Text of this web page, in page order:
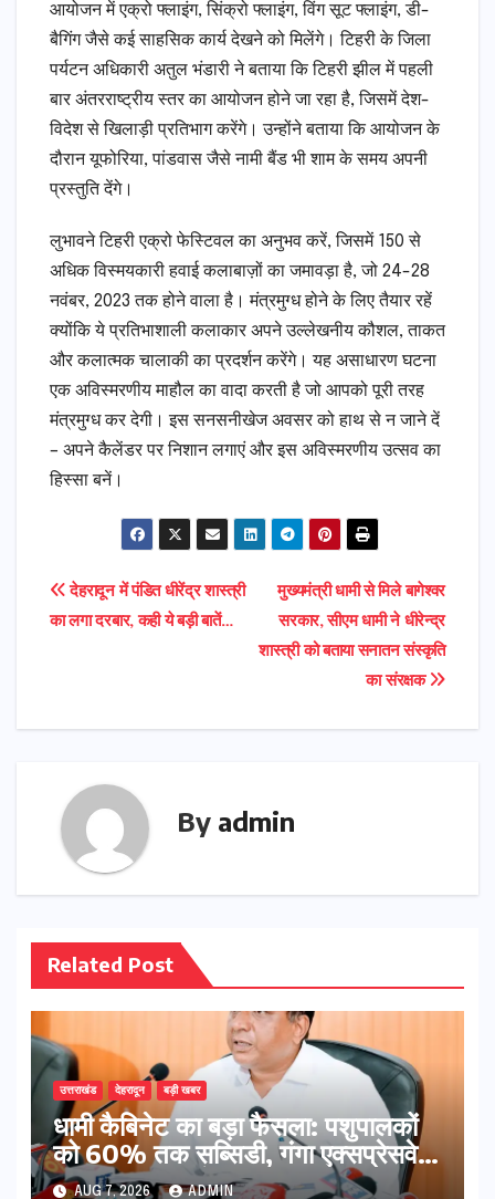
आयोजन में एक्रो फ्लाइंग, सिंक्रो फ्लाइंग, विंग सूट फ्लाइंग, डी-
बैगिंग जैसे कई साहसिक कार्य देखने को मिलेंगे। टिहरी के जिला
पर्यटन अधिकारी अतुल भंडारी ने बताया कि टिहरी झील में पहली
बार अंतरराष्ट्रीय स्तर का आयोजन होने जा रहा है, जिसमें देश-
विदेश से खिलाड़ी प्रतिभाग करेंगे। उन्होंने बताया कि आयोजन के
दौरान यूफोरिया, पांडवास जैसे नामी बैंड भी शाम के समय अपनी
प्रस्तुति देंगे।
लुभावने टिहरी एक्रो फेस्टिवल का अनुभव करें, जिसमें 150 से
अधिक विस्मयकारी हवाई कलाबाज़ों का जमावड़ा है, जो 24-28
नवंबर, 2023 तक होने वाला है। मंत्रमुग्ध होने के लिए तैयार रहें
क्योंकि ये प्रतिभाशाली कलाकार अपने उल्लेखनीय कौशल, ताकत
और कलात्मक चालाकी का प्रदर्शन करेंगे। यह असाधारण घटना
एक अविस्मरणीय माहौल का वादा करती है जो आपको पूरी तरह
मंत्रमुग्ध कर देगी। इस सनसनीखेज अवसर को हाथ से न जाने दें
– अपने कैलेंडर पर निशान लगाएं और इस अविस्मरणीय उत्सव का
हिस्सा बनें।
Post
navigation
मुख्यमंत्री धामी से मिले बागेश्वर
सरकार, सीएम धामी ने धीरेन्द्र
शास्त्री को बताया सनातन संस्कृति
का संरक्षक
देहरादून में पंडित धीरेंद्र शास्त्री
का लगा दरबार, कही ये बड़ी बातें…
By admin
Related Post
उत्तराखंड देहरादून बड़ी खबर
​धामी कैबिनेट का बड़ा फैसला: पशुपालकों
को 60% तक सब्सिडी, गंगा एक्सप्रेसवे
का हरिद्वार तक होगा विस्तार
AUG 7, 2026 ADMIN